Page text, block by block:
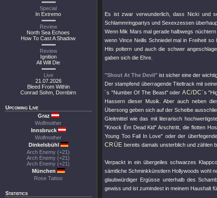
Special
In Extremo
Review
North Sea Echoes
How To Cast A Shadow
Review
Ignition
All Will Die
Live
21.07.2026
Bleed From Within
Conrad Sohm, Dornbirn
Upcoming Live
Graz
Wolfmother
Innsbruck
Wolfmother
Dinkelsbühl
Arch Enemy (+21)
Arch Enemy (+21)
Arch Enemy (+21)
München
Rose Tattoo
Statistics
Es ist zwar verwunderlich, dass Nicki und
Schlammringpartys und Sexexzessen
Wenn Mik Mars mal gerade halbwegs
wenn Vince Neills Schniedel mal in Freiheit
Hits poltern und auch die schwer
gaben sich die Ehre.
"Shout At The Devil" ist sicher eine der
Der stampfend überragende Titeltrack mit
´s "Number Of The Beast"oderAC/DC´s
Hassern dieser Musik. Aber auch neben
Übersong geben sich auf der Scheibe
Gleitmittel wie das mit literarisch
"Knock Ém Dead Kid" Arschtritt, die flotten
Young Too Fall In Love" oder der
CRÜE bereits damals unsterblich und zählen
Verpackt in ein übergeiles schwarzes
sämtliche Schminkkünstlern Hollywoods wohl
glaubwürdiger Ergüsse unterhalb des
gewiss und ist zumindest in meinem Haushalt